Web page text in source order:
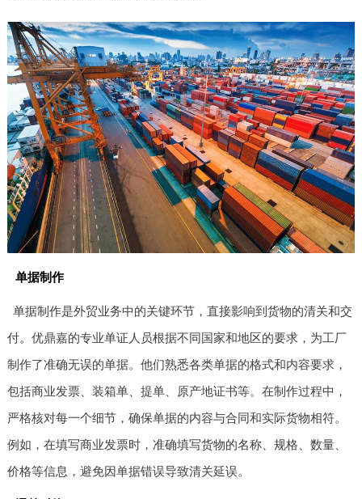
单据制作
单据制作是外贸业务中的关键环节，直接影响到货物的清关和交
付。优鼎嘉的专业单证人员根据不同国家和地区的要求，为工厂
制作了准确无误的单据。他们熟悉各类单据的格式和内容要求，
包括商业发票、装箱单、提单、原产地证书等。在制作过程中，
严格核对每一个细节，确保单据的内容与合同和实际货物相符。
例如，在填写商业发票时，准确填写货物的名称、规格、数量、
价格等信息，避免因单据错误导致清关延误。